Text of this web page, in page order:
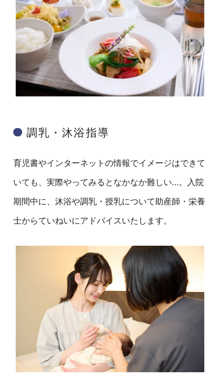
調乳・沐浴指導
育児書やインターネットの情報でイメージはできて
いても、実際やってみるとなかなか難しい…。入院
期間中に、沐浴や調乳・授乳について助産師・栄養
士からていねいにアドバイスいたします。